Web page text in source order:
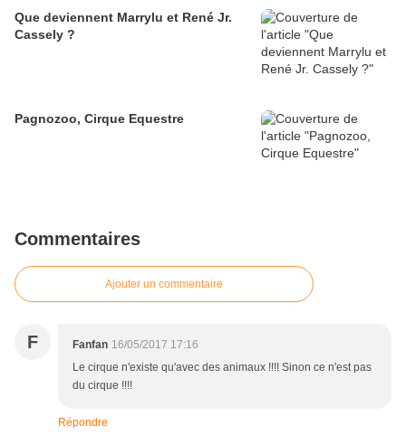
Que deviennent Marrylu et René Jr.
Cassely ?
Pagnozoo, Cirque Equestre
Commentaires
Ajouter un commentaire
F Fanfan 16/05/2017 17:16
Le cirque n'existe qu'avec des animaux !!!! Sinon ce n'est pas
du cirque !!!!
Répondre